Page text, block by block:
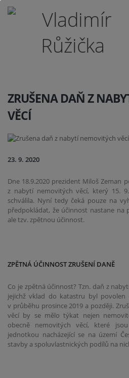
ZRUŠENA DAŇ Z
VĚCÍ
23. 9. 2020
Dne 18.9.2020 prezident Miloš Zeman
z nabytí nemovitých věcí, který 15.
schválila. Nyní tedy čeká pouze na
předpokládat, že účinnost nastane na
ale tzv. zpětnou účinnost.
ZPĚTNÁ ÚČINNOST ZRUŠENÍ DANĚ
Co je zpětná účinnost? Tzn. daň z
jejichž vklad do katastru byl povolen
v průběhu prosince 2019 a později.
věcí by se mělo týkat nejen
obecně nemovitých věcí, které
jednotkou nacházející se na území
stavby a spoluvlastnických podílů na